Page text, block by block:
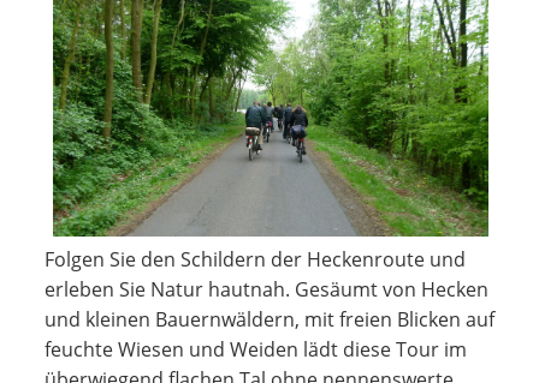
Folgen Sie den Schildern der Heckenroute und
erleben Sie Natur hautnah. Gesäumt von Hecken
und kleinen Bauernwäldern, mit freien Blicken auf
feuchte Wiesen und Weiden lädt diese Tour im